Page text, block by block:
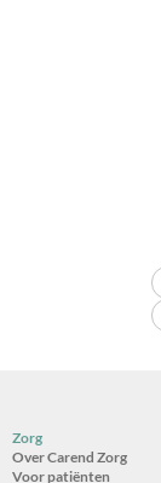
Zorg
Over Carend Zorg
Voor patiënten